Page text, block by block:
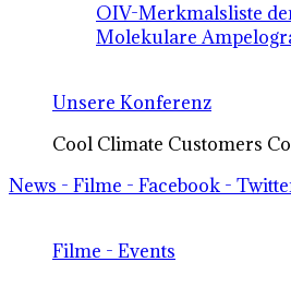
OIV-Merkmalsliste
Molekulare
Unsere Konferenz
Cool Climate Customers
News - Filme - Facebook -
Filme - Events